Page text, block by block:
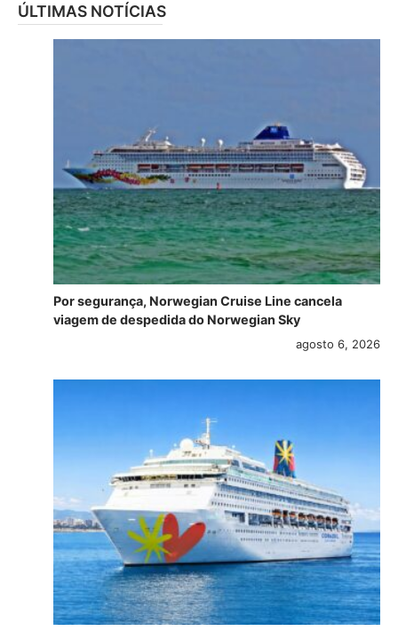
ÚLTIMAS NOTÍCIAS
Por segurança, Norwegian Cruise Line cancela
viagem de despedida do Norwegian Sky
agosto 6, 2026